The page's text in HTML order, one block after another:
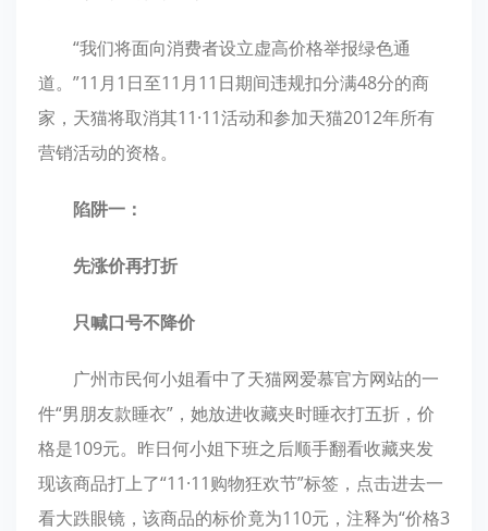
“我们将面向消费者设立虚高价格举报绿色通
道。”11月1日至11月11日期间违规扣分满48分的商
家，天猫将取消其11·11活动和参加天猫2012年所有
营销活动的资格。
陷阱一：
先涨价再打折
只喊口号不降价
广州市民何小姐看中了天猫网爱慕官方网站的一
件“男朋友款睡衣”，她放进收藏夹时睡衣打五折，价
格是109元。昨日何小姐下班之后顺手翻看收藏夹发
现该商品打上了“11·11购物狂欢节”标签，点击进去一
看大跌眼镜，该商品的标价竟为110元，注释为“价格3